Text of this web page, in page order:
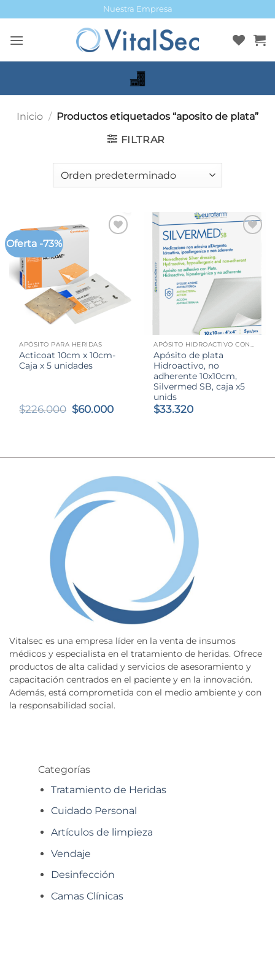
al
contenido
Nuestra Empresa
Inicio / Productos etiquetados “aposito de plata”
FILTRAR
Oferta -73%
APÓSITO PARA HERIDAS
Acticoat 10cm x 10cm-
Caja x 5 unidades
$226.000 El
$60.000El
APÓSITO HIDROACTIVO CON PLATA
Apósito de plata
Hidroactivo, no
adherente 10x10cm,
Silvermed SB, caja x5
unids
$33.320
Vitalsec es una empresa líder en la venta de insumos
médicos y especialista en el tratamiento de heridas. Ofrece
productos de alta calidad y servicios de asesoramiento y
capacitación centrados en el paciente y en la innovación.
Además, está comprometida con el medio ambiente y con
la responsabilidad social.
Categorías
Tratamiento de Heridas
Cuidado Personal
Artículos de limpieza
Vendaje
Desinfección
Camas Clínicas